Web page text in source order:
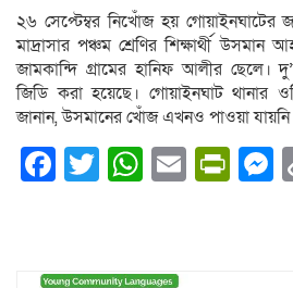
২৬ সেপ্টেম্বর নিখোঁজ হয় গোয়াইনঘাটের
মাদ্রাসার পঞ্চম শ্রেণির শিক্ষার্থী
জামকান্দি গ্রামের হানিফ আলীর ছেলে।
জিডি করা হয়েছে। গোয়াইনঘাট
জানান, উসমানের খোঁজ এখনও পাওয়া
Facebook
TwitterEmail